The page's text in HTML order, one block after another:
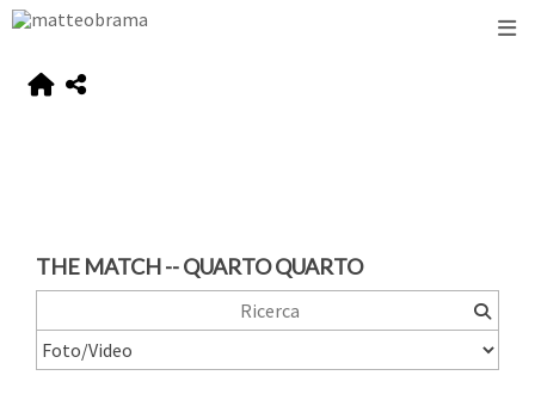
THE MATCH -- QUARTO QUARTO